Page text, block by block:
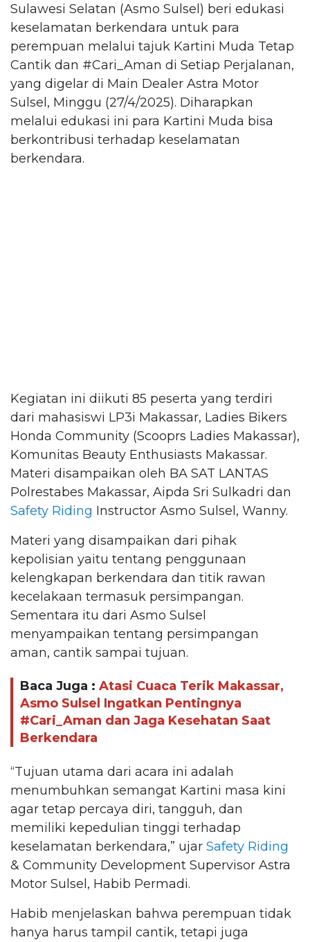
Sulawesi Selatan (Asmo Sulsel) beri edukasi
keselamatan berkendara untuk para
perempuan melalui tajuk Kartini Muda Tetap
Cantik dan #Cari_Aman di Setiap Perjalanan,
yang digelar di Main Dealer Astra Motor
Sulsel, Minggu (27/4/2025). Diharapkan
melalui edukasi ini para Kartini Muda bisa
berkontribusi terhadap keselamatan
berkendara.
Kegiatan ini diikuti 85 peserta yang terdiri
dari mahasiswi LP3i Makassar, Ladies Bikers
Honda Community (Scooprs Ladies Makassar),
Komunitas Beauty Enthusiasts Makassar.
Materi disampaikan oleh BA SAT LANTAS
Polrestabes Makassar, Aipda Sri Sulkadri dan
Safety Riding Instructor Asmo Sulsel, Wanny.
Materi yang disampaikan dari pihak
kepolisian yaitu tentang penggunaan
kelengkapan berkendara dan titik rawan
kecelakaan termasuk persimpangan.
Sementara itu dari Asmo Sulsel
menyampaikan tentang persimpangan
aman, cantik sampai tujuan.
Baca Juga : Atasi Cuaca Terik Makassar,
Asmo Sulsel Ingatkan Pentingnya
#Cari_Aman dan Jaga Kesehatan Saat
Berkendara
“Tujuan utama dari acara ini adalah
menumbuhkan semangat Kartini masa kini
agar tetap percaya diri, tangguh, dan
memiliki kepedulian tinggi terhadap
keselamatan berkendara,” ujar Safety Riding
& Community Development Supervisor Astra
Motor Sulsel, Habib Permadi.
Habib menjelaskan bahwa perempuan tidak
hanya harus tampil cantik, tetapi juga